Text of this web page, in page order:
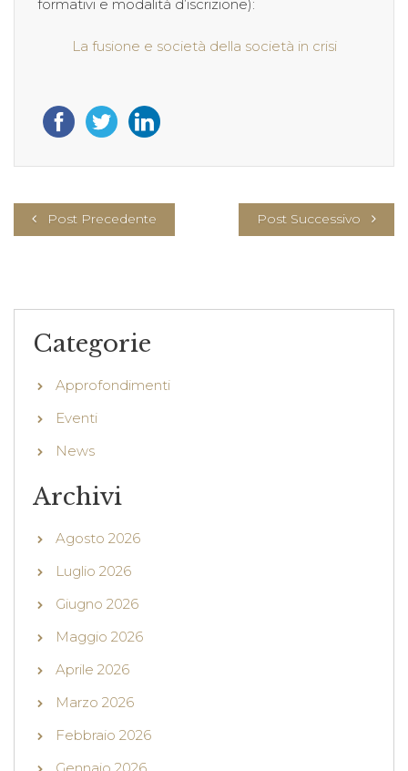
formativi e modalità d’iscrizione):
La fusione e società della società in crisi
Post Precedente Post Successivo
Categorie
Approfondimenti
Eventi
News
Archivi
Agosto 2026
Luglio 2026
Giugno 2026
Maggio 2026
Aprile 2026
Marzo 2026
Febbraio 2026